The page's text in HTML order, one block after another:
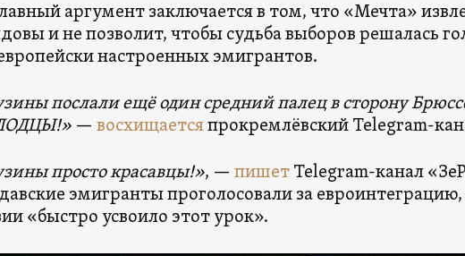
аргумент заключается в том, что «Мечта»
и не позволит, чтобы судьба выборов решалась
настроенных эмигрантов.
послали ещё один средний палец в сторону
— восхищаетсяпрокремлёвский Telegram-
просто красавцы!», — пишетTelegram-канал
эмигранты проголосовали за евроинтеграцию,
«быстро усвоило этот урок».